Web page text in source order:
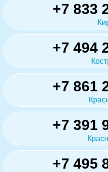
+7 833
+7 494
+7 861
+7 391
+7 495